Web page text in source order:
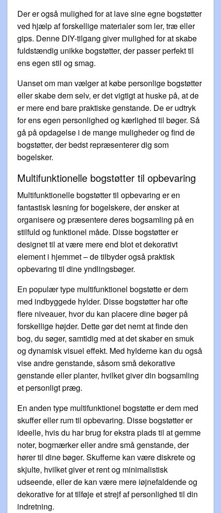
Der er også mulighed for at lave sine egne bogstøtter
ved hjælp af forskellige materialer som ler, træ eller
gips. Denne DIY-tilgang giver mulighed for at skabe
fuldstændig unikke bogstøtter, der passer perfekt til
ens egen stil og smag.
Uanset om man vælger at købe personlige bogstøtter
eller skabe dem selv, er det vigtigt at huske på, at de
er mere end bare praktiske genstande. De er udtryk
for ens egen personlighed og kærlighed til bøger. Så
gå på opdagelse i de mange muligheder og find de
bogstøtter, der bedst repræsenterer dig som
bogelsker.
Multifunktionelle bogstøtter til opbevaring
Multifunktionelle bogstøtter til opbevaring er en
fantastisk løsning for bogelskere, der ønsker at
organisere og præsentere deres bogsamling på en
stilfuld og funktionel måde. Disse bogstøtter er
designet til at være mere end blot et dekorativt
element i hjemmet – de tilbyder også praktisk
opbevaring til dine yndlingsbøger.
En populær type multifunktionel bogstøtte er dem
med indbyggede hylder. Disse bogstøtter har ofte
flere niveauer, hvor du kan placere dine bøger på
forskellige højder. Dette gør det nemt at finde den
bog, du søger, samtidig med at det skaber en smuk
og dynamisk visuel effekt. Med hylderne kan du også
vise andre genstande, såsom små dekorative
genstande eller planter, hvilket giver din bogsamling
et personligt præg.
En anden type multifunktionel bogstøtte er dem med
skuffer eller rum til opbevaring. Disse bogstøtter er
ideelle, hvis du har brug for ekstra plads til at gemme
noter, bogmærker eller andre små genstande, der
hører til dine bøger. Skufferne kan være diskrete og
skjulte, hvilket giver et rent og minimalistisk
udseende, eller de kan være mere iøjnefaldende og
dekorative for at tilføje et strejf af personlighed til din
indretning.